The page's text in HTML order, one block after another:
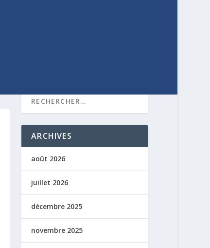
ARCHIVES
août 2026
juillet 2026
décembre 2025
novembre 2025